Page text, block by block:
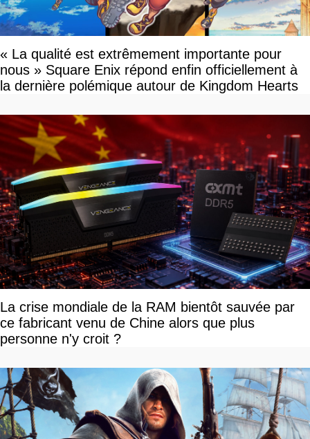
« La qualité est extrêmement importante pour
nous » Square Enix répond enfin officiellement à
la dernière polémique autour de Kingdom Hearts
La crise mondiale de la RAM bientôt sauvée par
ce fabricant venu de Chine alors que plus
personne n'y croit ?